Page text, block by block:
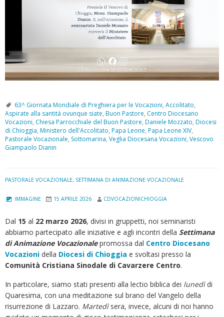
63^ Giornata Mondiale di Preghiera per le Vocazioni, Accolitato,
Aspirate alla santità ovunque siate, Buon Pastore, Centro Diocesano
Vocazioni, Chiesa Parrocchiale del Buon Pastore, Daniele Mozzato, Diocesi
di Chioggia, Ministero dell'Accolitato, Papa Leone, Papa Leone XIV,
Pastorale Vocazionale, Sottomarina, Veglia Diocesana Vocazioni, Vescovo
Giampaolo Dianin
PASTORALE VOCAZIONALE, SETTIMANA DI ANIMAZIONE VOCAZIONALE
IMMAGINE 15 APRILE 2026 CDVOCAZIONICHIOGGIA
Dal 15 al 22 marzo 2026, divisi in gruppetti, noi seminaristi
abbiamo partecipato alle iniziative e agli incontri della Settimana
di Animazione Vocazionalepromossa dal Centro Diocesano
Vocazioni della Diocesi di Chioggia e svoltasi presso la
Comunità Cristiana Sinodale di Cavarzere Centro.
In particolare, siamo stati presenti alla lectio biblica dei lunedìdi
Quaresima, con una meditazione sul brano del Vangelo della
risurrezione di Lazzaro. Martedìsera, invece, alcuni di noi hanno